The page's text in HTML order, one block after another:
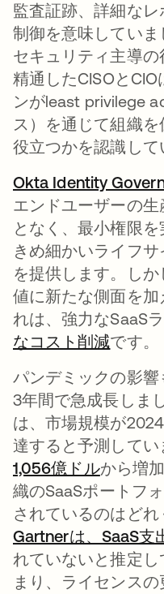
監査証跡、詳細な
制御を意味してい
セキュリティ主導の
精通したCISOと
ンがleast privilege
ス）を通じて組織
役立つかを認識して
Okta Identity
エンドユーザーの生
となく、最小権限を
きめ細かいライフ
を提供します。し
値に新たな側面を
れは、強力なSaaS
なコスト削減新しい
です。
パンデミックの影
3年間で急成長しま
は、市場規模が
達すると予測して
1,056億ドル新しい
から増
織のSaaSポートフ
されているのはど
Gartnerは、SaaS支
れていないと推定
まり、ライセンスの